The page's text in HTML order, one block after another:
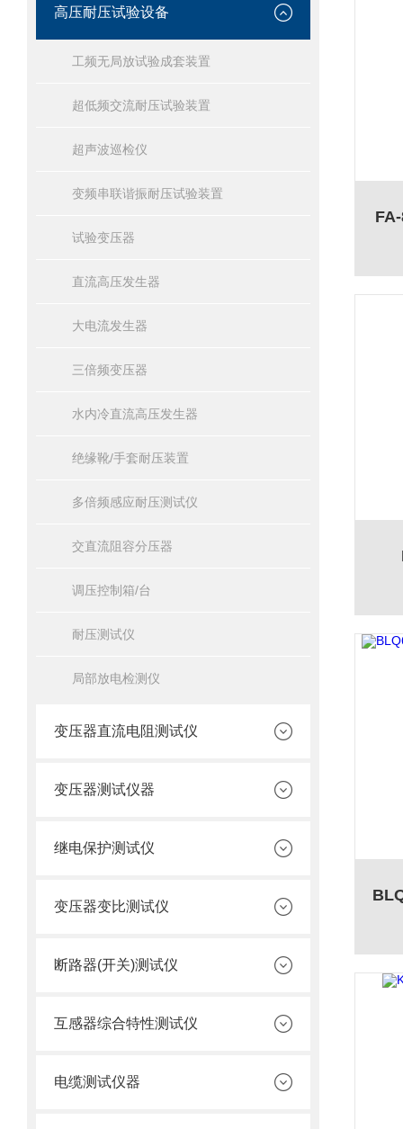
高压耐压试验设备
工频无局放试验成套装置
超低频交流耐压试验装置
超声波巡检仪
变频串联谐振耐压试验装置
试验变压器
直流高压发生器
大电流发生器
三倍频变压器
水内冷直流高压发生器
绝缘靴/手套耐压装置
多倍频感应耐压测试仪
交直流阻容分压器
调压控制箱/台
耐压测试仪
局部放电检测仪
变压器直流电阻测试仪
变压器测试仪器
继电保护测试仪
变压器变比测试仪
断路器(开关)测试仪
互感器综合特性测试仪
电缆测试仪器